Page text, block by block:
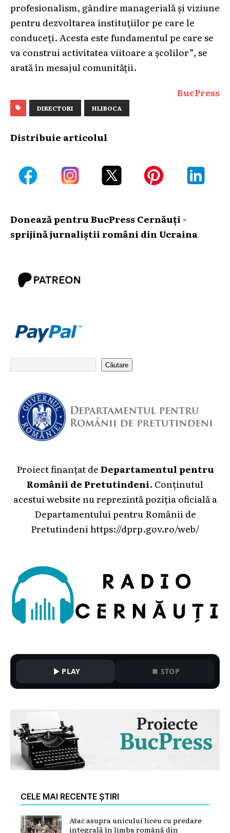
profesionalism, gândire managerială și viziune
pentru dezvoltarea instituțiilor pe care le
conduceți. Acesta este fundamentul pe care se
va construi activitatea viitoare a școlilor”, se
arată în mesajul comunității.
BucPress
DIRECTORI HLIBOCA
Distribuie articolul
Donează pentru BucPress Cernăuți -
sprijină jurnaliștii români din Ucraina
Căutare
Proiect finanțat deDepartamentul pentru
Românii de Pretutindeni. Conținutul
acestui website nu reprezintă poziția oficială a
Departamentului pentru Românii de
Pretutindenihttps://dprp.gov.ro/web/
PLAY STOP
CELE MAI RECENTE ȘTIRI
Atac asupra unicului liceu cu predare
integrală în limba română din